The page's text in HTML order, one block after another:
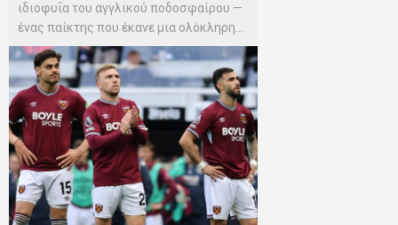
ιδιοφυΐα του αγγλικού ποδοσφαίρου —
ένας παίκτης που έκανε μια ολόκληρη...